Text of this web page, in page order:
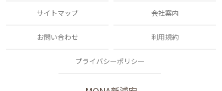
サイトマップ 会社案内
お問い合わせ 利用規約
プライバシーポリシー